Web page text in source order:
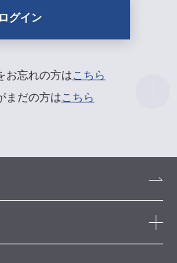
お忘れの方はこちら
まだの方はこちら